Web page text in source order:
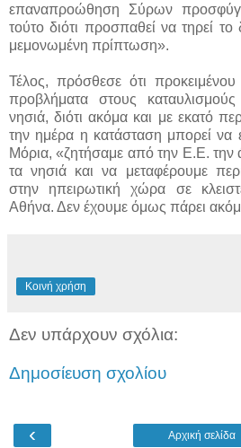
επαναπροώθηση Σύρων
τούτο διότι προσπαθεί να τηρεί το
μεμονωμένη πρίπτωση».
Τέλος, πρόσθεσε ότι
προβλήματα στους
νησιά, διότι ακόμα και με εκατό
την ημέρα η κατάσταση μπορεί να
Μόρια, «ζητήσαμε από την Ε.Ε. την
τα νησιά και να μεταφέρουμε
στην ηπειρωτική χώρα σε
Αθήνα. Δεν έχουμε όμως πάρει
Κοινή χρήση
Δεν υπάρχουν σχόλια:
Δημοσίευση σχολίου
‹ Αρχική σελίδα